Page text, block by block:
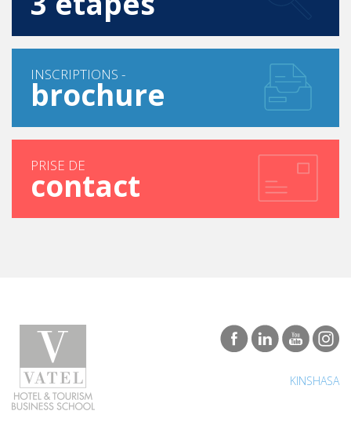
INSCRIPTIONS -
brochure
PRISE DE
contact
KINSHASA